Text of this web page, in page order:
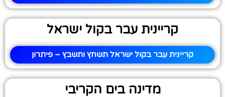
קריינית עבר בקול ישראל
קריינית עבר בקול ישראל תשחץ ותשבץ – פיתרון
מדינה בים הקריבי